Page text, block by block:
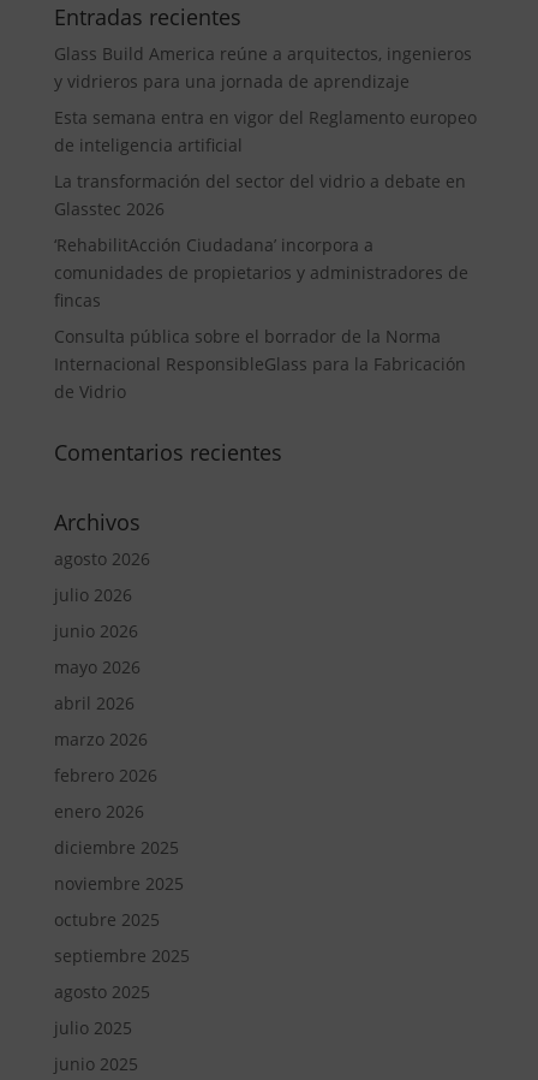
Entradas recientes
Glass Build America reúne a arquitectos, ingenieros
y vidrieros para una jornada de aprendizaje
Esta semana entra en vigor del Reglamento europeo
de inteligencia artificial
La transformación del sector del vidrio a debate en
Glasstec 2026
‘RehabilitAcción Ciudadana’ incorpora a
comunidades de propietarios y administradores de
fincas
Consulta pública sobre el borrador de la Norma
Internacional ResponsibleGlass para la Fabricación
de Vidrio
Comentarios recientes
Archivos
agosto 2026
julio 2026
junio 2026
mayo 2026
abril 2026
marzo 2026
febrero 2026
enero 2026
diciembre 2025
noviembre 2025
octubre 2025
septiembre 2025
agosto 2025
julio 2025
junio 2025